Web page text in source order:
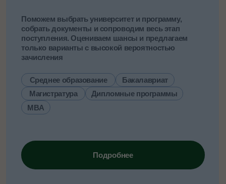
программы в любую страну в любое
время года под ваши цели:
от языковых курсов до повышения
квалификации